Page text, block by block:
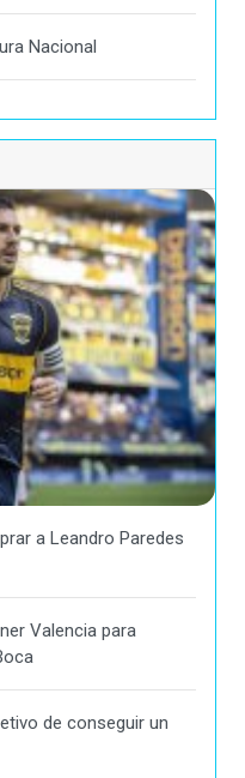
Nacional
a Leandro Paredes
Valencia para
de conseguir un